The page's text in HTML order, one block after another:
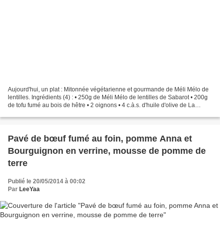
Aujourd'hui, un plat : Mitonnée végétarienne et gourmande de Méli Mélo de
lentilles. Ingrédients (4) : • 250g de Méli Mélo de lentilles de Sabarot • 200g
de tofu fumé au bois de hêtre • 2 oignons • 4 c.à.s. d'huile d'olive de La
Pavé de bœuf fumé au foin, pomme Anna et
Bourguignon en verrine, mousse de pomme de
terre
Publié le 20/05/2014 à 00:02
Par LeeYaa